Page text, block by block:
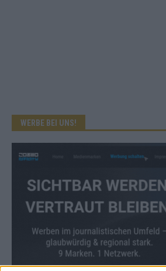
WERBE BEI UNS!